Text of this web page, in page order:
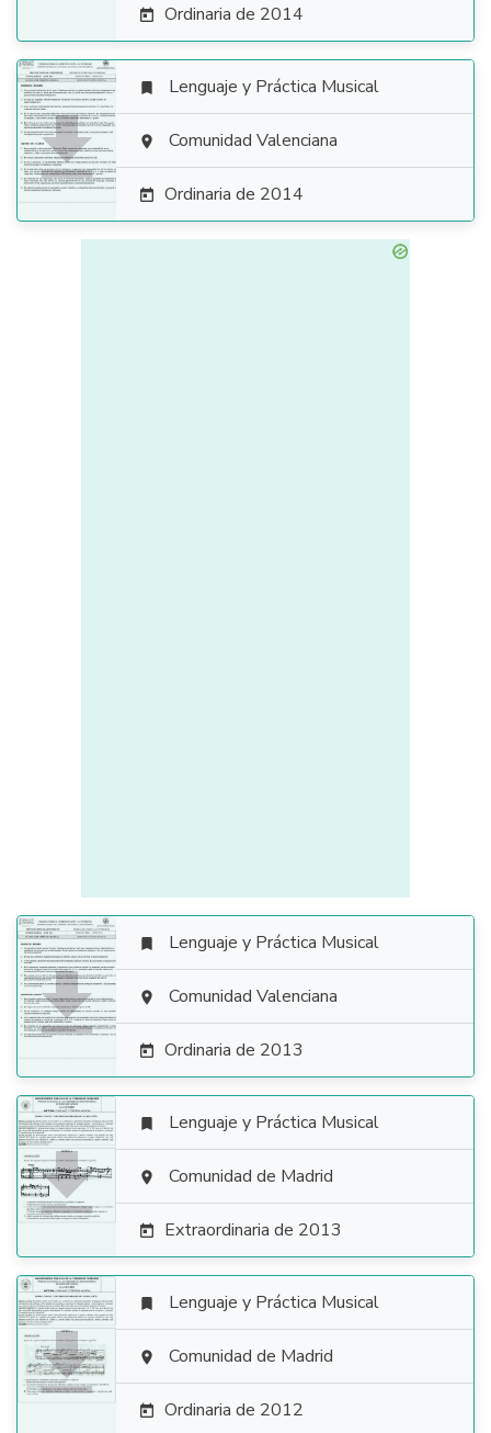
 Ordinaria de 2014

 Lenguaje y Práctica Musical
 Comunidad Valenciana
 Ordinaria de 2014

 Lenguaje y Práctica Musical
 Comunidad Valenciana
 Ordinaria de 2013

 Lenguaje y Práctica Musical
 Comunidad de Madrid
 Extraordinaria de 2013

 Lenguaje y Práctica Musical
 Comunidad de Madrid
 Ordinaria de 2012